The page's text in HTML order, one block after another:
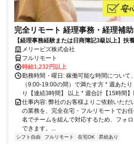
完全リモート 経理事務・経理補助
【経理事務経験または日商簿記3級以上】扶
完全在宅で育児・介護中の方も大歓迎♪
メリービズ株式会社
フルリモート
時給1,232円以上
勤務時間・曜日: 稼働可能な時間について
（9:00-19:00の間）で満たす方 * 週あた
り【連続3時間】 以上 * 週合計【15時間】
仕事内容: 弊社のお客様よりご依頼いただ
の業務を、完全在宅・フルリモートでお
名でチームを組んで対応するため、フォ
できます。...
シフト自由 フルリモート 在宅OK 昇給あり